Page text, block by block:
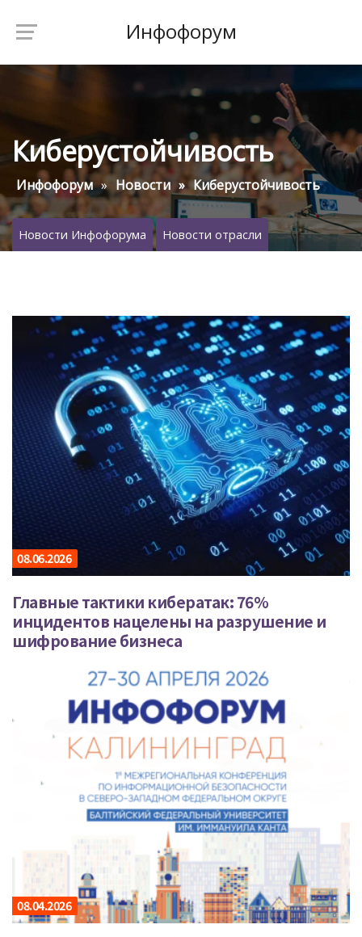
Инфофорум
Киберустойчивость
Инфофорум Новости Киберустойчивость
Новости Инфофорума Новости отрасли
08.06.2026
Главные тактики кибератак: 76%
инцидентов нацелены на разрушение и
шифрование бизнеса
08.04.2026